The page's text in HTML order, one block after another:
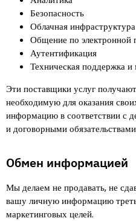
Безопасность
Облачная инфраструктура
Общение по электронной
Аутентификация
Техническая поддержка
Эти поставщики услуг
необходимую для оказания
информацию в соответствии с
и договорными
Обмен информацией
Мы делаем не продавать, не
вашу личную информацию
маркетинговых целей.